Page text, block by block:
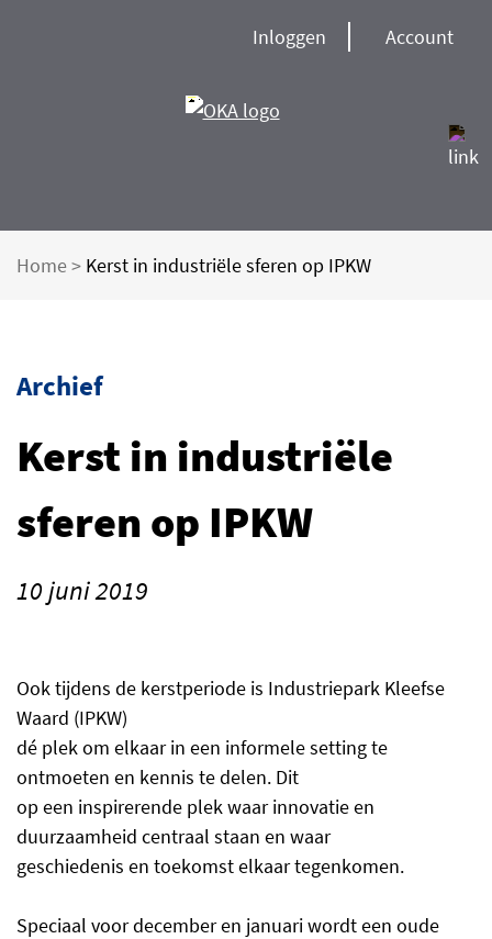
Inloggen Account
Home> Kerst in industriële sferen op IPKW
Archief
Kerst in industriële
sferen op IPKW
10 juni 2019
Ook tijdens de kerstperiode is Industriepark Kleefse
Waard (IPKW)
dé plek om elkaar in een informele setting te
ontmoeten en kennis te delen. Dit
op een inspirerende plek waar innovatie en
duurzaamheid centraal staan en waar
geschiedenis en toekomst elkaar tegenkomen.
Speciaal voor december en januari wordt een oude